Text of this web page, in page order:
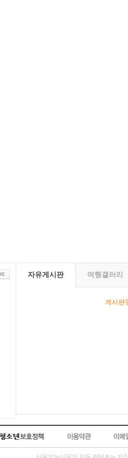
자유게시판 여행갤러리
게시판